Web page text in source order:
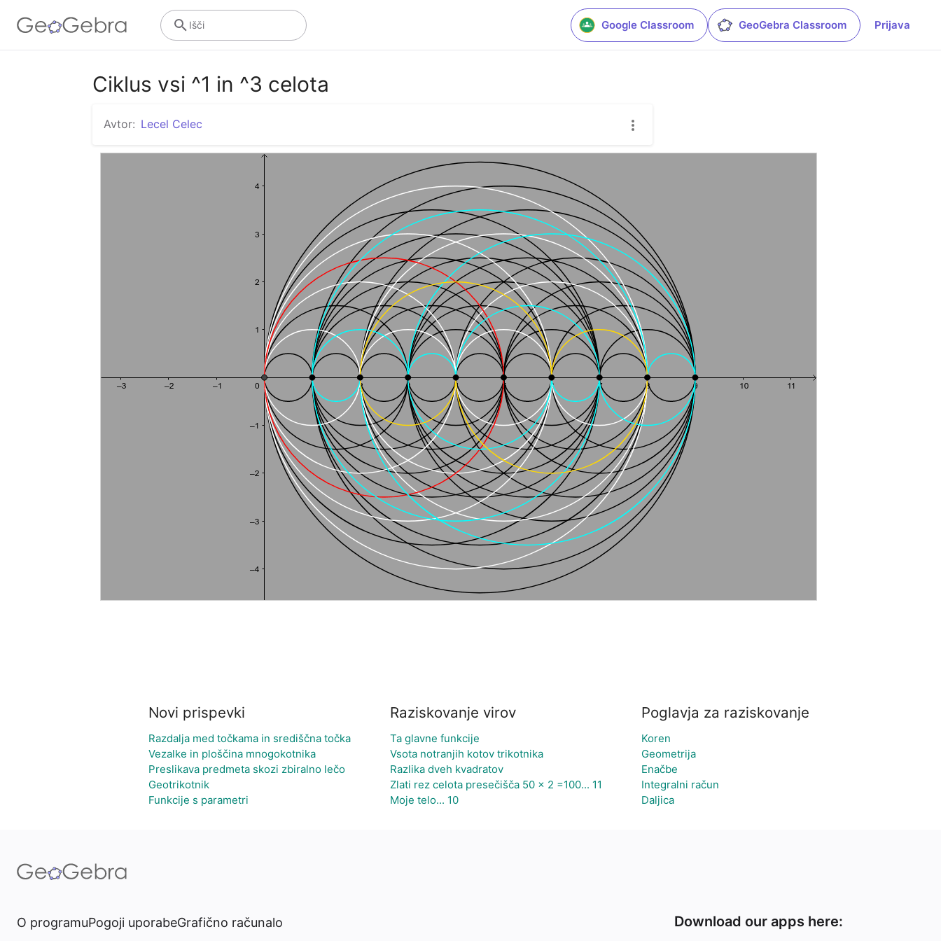
Google Classroom GeoGebra Classroom Prijava
Išči
Ciklus vsi ^1 in ^3 celota
Avtor: Lecel Celec
Novi prispevki
Razdalja med točkama in središčna točka
Vezalke in ploščina mnogokotnika
Preslikava predmeta skozi zbiralno lečo
Geotrikotnik
Funkcije s parametri
Raziskovanje virov
Ta glavne funkcije
Vsota notranjih kotov trikotnika
Razlika dveh kvadratov
Zlati rez celota presečišča 50 x 2 =100... 11
Moje telo... 10
Poglavja za raziskovanje
Koren
Geometrija
Enačbe
Integralni račun
Daljica
O programuPogoji uporabeGrafično računalo Download our apps here: